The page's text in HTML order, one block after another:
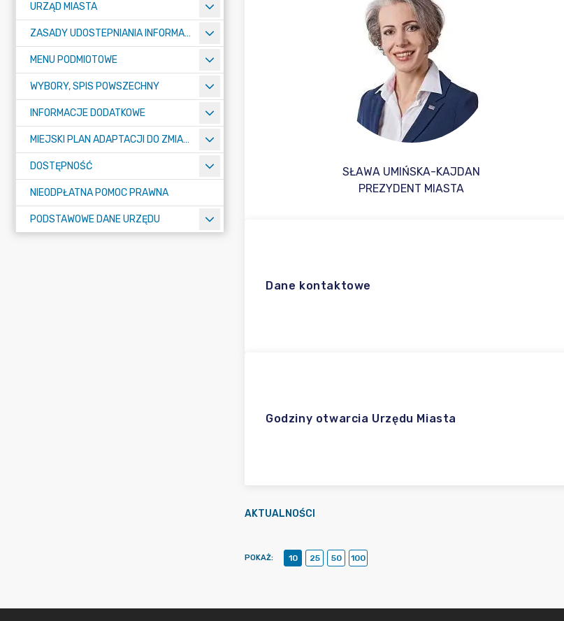
URZĄD MIASTA
ZASADY UDOSTEPNIANIA INFORMACJI PUBLICZNYCH
MENU PODMIOTOWE
WYBORY, SPIS POWSZECHNY
INFORMACJE DODATKOWE
MIEJSKI PLAN ADAPTACJI DO ZMIAN KLIMATU
DOSTĘPNOŚĆ
NIEODPŁATNA POMOC PRAWNA
PODSTAWOWE DANE URZĘDU
SŁAWA UMIŃSKA-KAJDAN
PREZYDENT MIASTA
Dane kontaktowe
Godziny otwarcia Urzędu Miasta
AKTUALNOŚCI
POKAŻ: 10 25 50 100